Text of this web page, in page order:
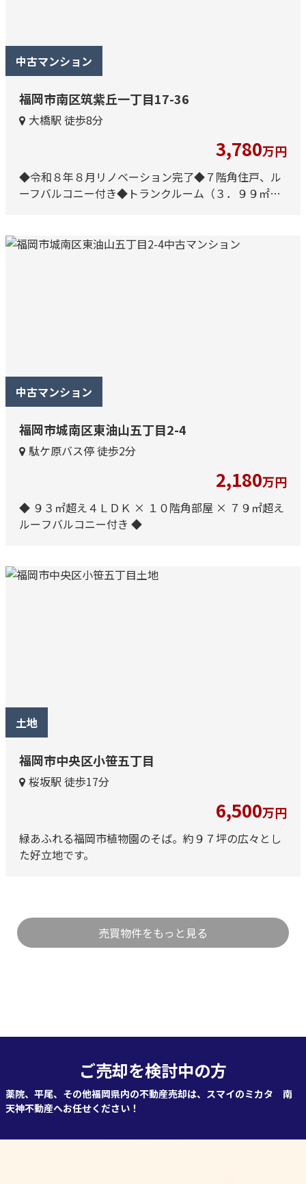
中古マンション
福岡市南区筑紫丘一丁目17-36
大橋駅 徒歩8分
3,780万円
◆令和８年８月リノベーション完了◆７階角住戸、ル
ーフバルコニー付き◆トランクルーム（３．９９㎡）
中古マンション
福岡市城南区東油山五丁目2-4
駄ケ原バス停 徒歩2分
2,180万円
◆ ９３㎡超え４ＬＤＫ × １０階角部屋 × ７９㎡超え
ルーフバルコニー付き ◆
土地
福岡市中央区小笹五丁目
桜坂駅 徒歩17分
6,500万円
緑あふれる福岡市植物園のそば。約９７坪の広々とし
た好立地です。
売買物件をもっと見る
ご売却を検討中の方
薬院、平尾、その他福岡県内の不動産売却は、 スマイのミカタ 南
天神不動産へお任せください！